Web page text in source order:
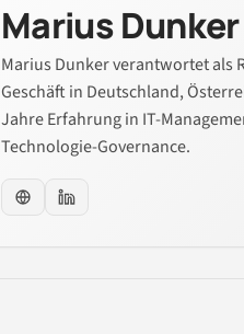
Marius Dunker
Marius Dunker verantwortet als
Geschäft in Deutschland,
Jahre Erfahrung in IT-
Technologie-Governance.